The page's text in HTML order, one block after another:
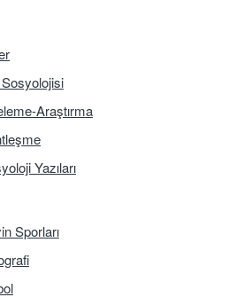
Araştırma
Yazıları
Sporları